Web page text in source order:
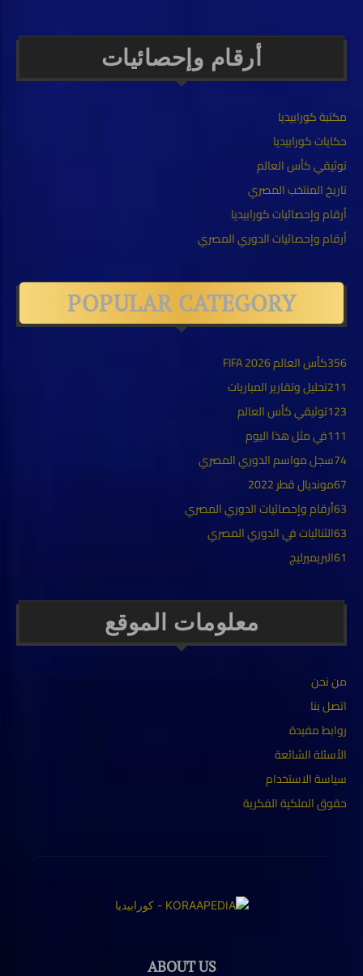
أرقام وإحصائيات
مكتبة كورابيديا
حكايات كورابيديا
توثيقي كأس العالم
تاريخ المنتخب المصري
أرقام وإحصائيات كورابيديا
أرقام وإحصائيات الدوري المصري
POPULAR CATEGORY
كأس العالم FIFA 2026356
تحليل وتقارير المباريات211
توثيقي كأس العالم123
في مثل هذا اليوم111
سجل مواسم الدوري المصري74
مونديال قطر 202267
أرقام وإحصائيات الدوري المصري63
الثنائيات في الدوري المصري63
البريميرليج61
معلومات الموقع
من نحن
اتصل بنا
روابط مفيدة
الأسئلة الشائعة
سياسة الاستخدام
حقوق الملكية الفكرية
ABOUT US